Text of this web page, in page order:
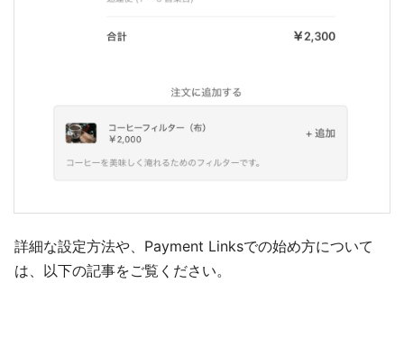
詳細な設定方法や、Payment Linksでの始め方について
は、以下の記事をご覧ください。